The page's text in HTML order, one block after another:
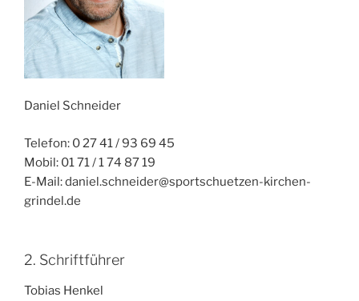
Daniel Schneider
Telefon: 0 27 41 / 93 69 45
Mobil: 01 71 / 1 74 87 19
E-Mail: daniel.schneider@sportschuetzen-kirchen-
grindel.de
2. Schriftführer
Tobias Henkel